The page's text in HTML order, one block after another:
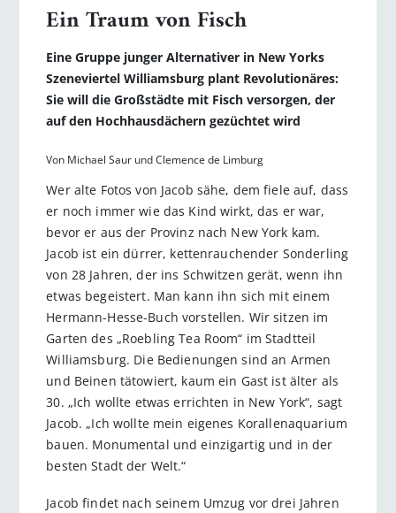
Ein Traum von Fisch
Eine Gruppe junger Alternativer in New Yorks
Szeneviertel Williamsburg plant Revolutionäres:
Sie will die Großstädte mit Fisch versorgen, der
auf den Hochhausdächern gezüchtet wird
Von Michael Saur und Clemence de Limburg
Wer alte Fotos von Jacob sähe, dem fiele auf, dass
er noch immer wie das Kind wirkt, das er war,
bevor er aus der Provinz nach New York kam.
Jacob ist ein dürrer, kettenrauchender Sonderling
von 28 Jahren, der ins Schwitzen gerät, wenn ihn
etwas begeistert. Man kann ihn sich mit einem
Hermann-Hesse-Buch vorstellen. Wir sitzen im
Garten des „Roebling Tea Room“ im Stadtteil
Williamsburg. Die Bedienungen sind an Armen
und Beinen tätowiert, kaum ein Gast ist älter als
30. „Ich wollte etwas errichten in New York“, sagt
Jacob. „Ich wollte mein eigenes Korallenaquarium
bauen. Monumental und einzigartig und in der
besten Stadt der Welt.“
Jacob findet nach seinem Umzug vor drei Jahren